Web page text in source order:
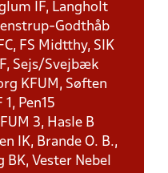
IF, Langholt
Godthåb
FS Midtthy, SIK
Sejs/Svejbæk
KFUM, Søften
Pen15
3, Hasle B
IK, Brande O. B.,
Vester Nebel